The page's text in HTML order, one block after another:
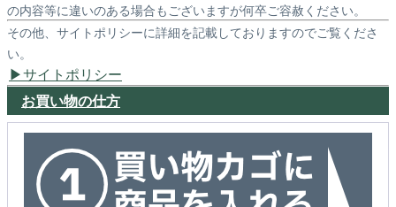
の内容等に違いのある場合もございますが何卒ご容赦ください。
その他、サイトポリシーに詳細を記載しておりますのでご覧くださ
い。
サイトポリシー
お買い物の仕方